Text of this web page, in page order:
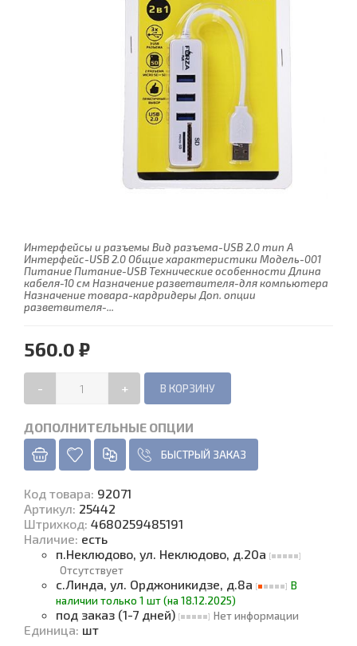
Интерфейсы и разъемы Вид разъема-USB 2.0 тип A
Интерфейс-USB 2.0 Общие характеристики Модель-001
Питание Питание-USB Технические особенности Длина
кабеля-10 см Назначение разветвителя-для компьютера
Назначение товара-кардридеры Доп. опции
разветвителя-...
560.0 ₽
- +
ДОПОЛНИТЕЛЬНЫЕ ОПЦИИ
БЫСТРЫЙ ЗАКАЗ
Код товара: 92071
Артикул: 25442
Штрихкод: 4680259485191
Наличие: есть
п.Неклюдово, ул. Неклюдово, д.20а
Отсутствует
с.Линда, ул. Орджоникидзе, д.8а
В
наличии только 1 шт (на 18.12.2025)
под заказ (1-7 дней) Нет информации
Единица: шт